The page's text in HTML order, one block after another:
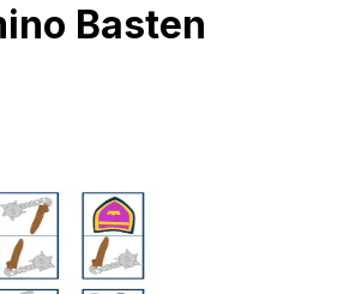
Basten